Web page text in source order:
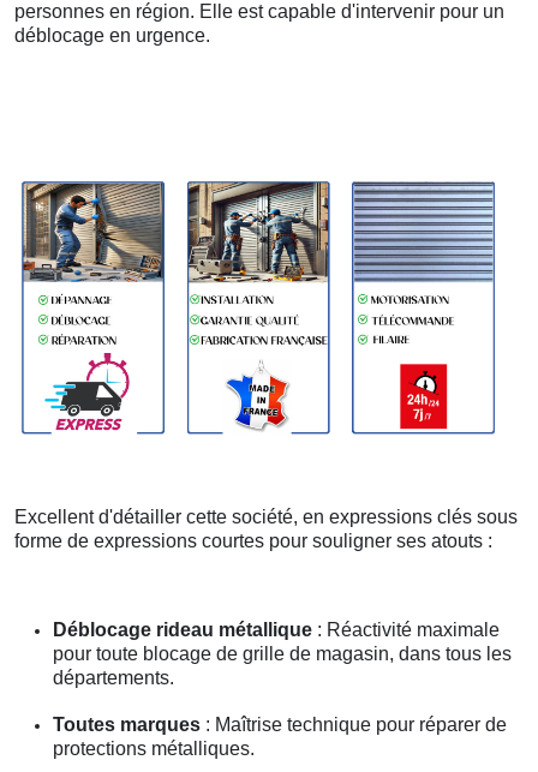
personnes en région. Elle est capable d'intervenir pour un
déblocage en urgence.
Excellent d'détailler cette société, en expressions clés sous
forme de expressions courtes pour souligner ses atouts :
Déblocage rideau métallique : Réactivité maximale
pour toute blocage de grille de magasin, dans tous les
départements.
Toutes marques : Maîtrise technique pour réparer de
protections métalliques.